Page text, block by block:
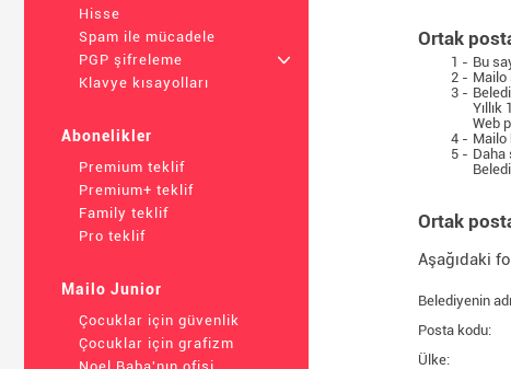
Hisse
Spam ile mücadele
PGP şifreleme
+
Klavye kısayolları
Abonelikler
Premium teklif
Premium+ teklif
Family teklif
Pro teklif
Mailo Junior
Çocuklar için güvenlik
Çocuklar için grafizm
Ortak
1 - Bu
2 - Mailo
3 -
Yıllık
Web
4 - Mailo
5 - Daha
Ortak
Aşağıdaki
Belediyenin
Posta kodu:
Ülke: